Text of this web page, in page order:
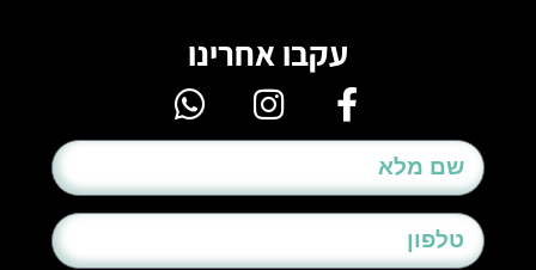
עקבו אחרינו